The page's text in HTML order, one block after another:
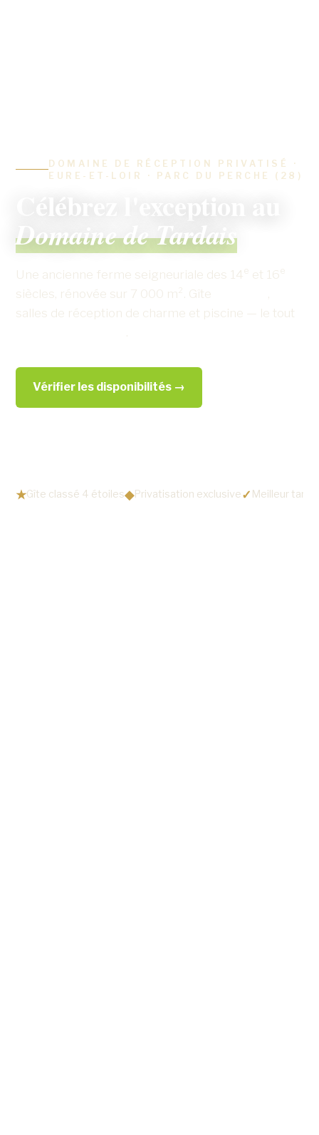
DOMAINE DE RÉCEPTION PRIVATISÉ ·
EURE-ET-LOIR · PARC DU PERCHE (28)
Domaine de Tardais
Une ancienne ferme seigneuriale des 14e et 16e
siècles, rénovée sur 7 000 m². Gîte
,
salles de réception de charme et piscine — le tout
.
Vérifier les disponibilités →
★Gîte classé 4 étoiles◆Privatisation exclusive✓ Meilleur tarif